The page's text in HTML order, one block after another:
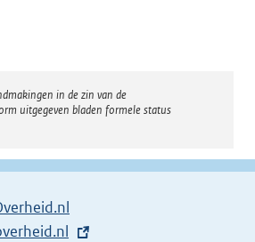
in de zin van de
uitgegeven bladen formele status